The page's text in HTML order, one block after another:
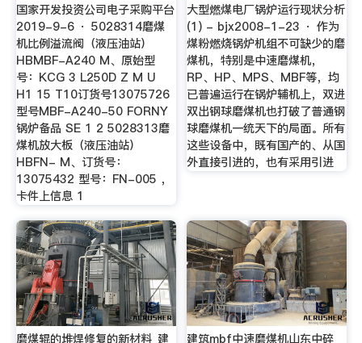
国家开发投资公司电子采购平台
2019-9-6 · 5028314磨煤
机比例溢流阀（液压油站）
HBMBF-A240 M、原始型
号：KCG 3 L250D Z M U
H1 15 T10订货号13075726
型号MBF-A240-50 FORNY
锅炉备品 SE 1 2 5028313磨
煤机放大板（液压油站）
HBFN- M、订货号：
13075432 型号：FN-005 ，
卡件上信息 1
大型燃煤电厂锅炉运行现状分析
(1) - bjx2008-1-23 · 作为
煤粉燃烧锅炉机组不可缺少的磨
煤机，特别是中速磨煤机，
RP、HP、MPS、MBF等，均
已普遍运行在锅炉辅机上，双进
双出钢球磨煤机也打破了普通钢
球磨煤机一统天下的局面。所有
这些设备中，既有国产的、从国
外直接引进的，也有采用引进
磨煤辊的堆焊修复的新材料_建 建筑mbf中速磨煤机山东中碎